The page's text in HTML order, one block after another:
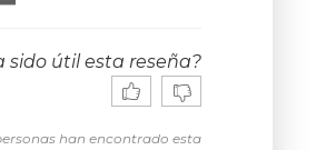
sido útil esta reseña?
han encontrado esta